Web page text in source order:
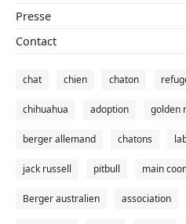
Presse
Contact
chat chien chaton
chihuahua adoption golden
berger allemand chatons
jack russell pitbull main
Berger australien association